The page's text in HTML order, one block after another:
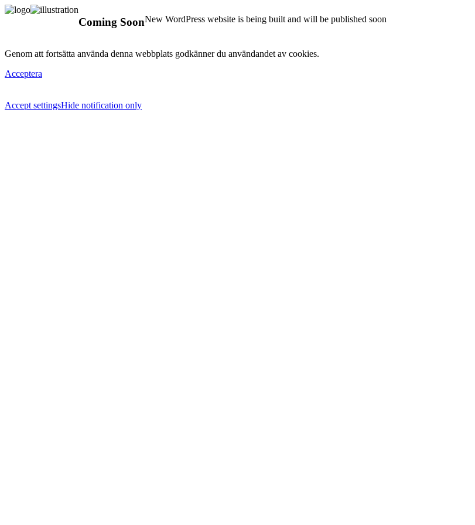
Coming SoonNew WordPress website is being built and will be published soon
Genom att fortsätta använda denna webbplats godkänner du användandet av cookies.
Acceptera
Accept settingsHide notification only